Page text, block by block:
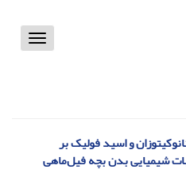
Toggle
و اسید فولیک بر
شیمیایی بدن بچه فیل‌ماهی